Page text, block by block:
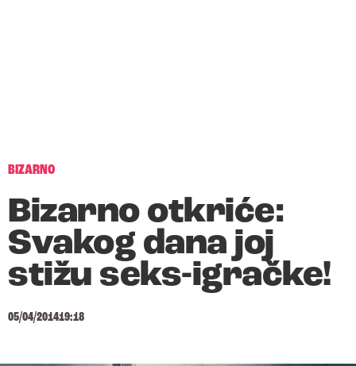
BIZARNO
Bizarno otkriće:
Svakog dana joj
stižu seks-igračke!
05/04/201419:18